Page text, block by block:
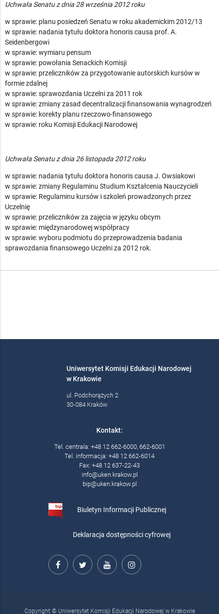
Uchwała Senatu z dnia 28 września 2012 roku
w sprawie: planu posiedzeń Senatu w roku akademickim 2012/13
w sprawie: nadania tytułu doktora honoris causa prof. A.
Seidenbergowi
w sprawie: wymiaru pensum
w sprawie: powołania Senackich Komisji
w sprawie: przeliczników za przygotowanie autorskich kursów w
formie zdalnej
w sprawie: sprawozdania Uczelni za 2011 rok
w sprawie: zmiany zasad decentralizacji finansowania wynagrodzeń
w sprawie: korekty planu rzeczowo-finansowego
w sprawie: roku Komisji Edukacji Narodowej
Uchwała Senatu z dnia 26 listopada 2012 roku
w sprawie: nadania tytułu doktora honoris causa J. Owsiakowi
w sprawie: zmiany Regulaminu Studium Kształcenia Nauczycieli
w sprawie: Regulaminu kursów i szkoleń prowadzonych przez
Uczelnię
w sprawie: przeliczników za zajęcia w języku obcym
w sprawie: międzynarodowej współpracy
w sprawie: wyboru podmiotu do przeprowadzenia badania
sprawozdania finansowego Uczelni za 2012 rok.
Uniwersytet Komisji Edukacji Narodowej
w Krakowie
ul. Podchorążych 2
30-084 Kraków
Kontakt:
Tel. centrala: +48 12 662-6000, 662-6001
Tel. informacja: +48 12 662-6014
Fax: +48 12 637-22-43
info@uken.krakow.pl
bip@uken.krakow.pl
Biuletyn Informacji Publicznej
Deklaracja dostępności cyfrowej
Copyright © Uniwersytet Komisji Edukacji Narodowej w Krakowie